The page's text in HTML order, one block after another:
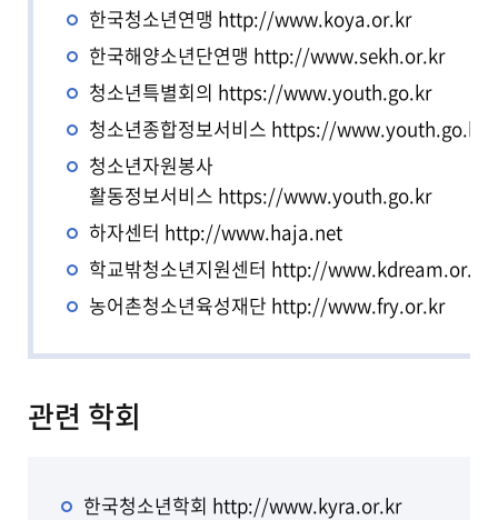
한국청소년연맹 http://www.koya.or.kr
한국해양소년단연맹 http://www.sekh.or.kr
청소년특별회의 https://www.youth.go.kr
청소년종합정보서비스 https://www.youth.go.kr
청소년자원봉사
활동정보서비스 https://www.youth.go.kr
하자센터 http://www.haja.net
학교밖청소년지원센터 http://www.kdream.or.kr
농어촌청소년육성재단 http://www.fry.or.kr
관련 학회
한국청소년학회 http://www.kyra.or.kr